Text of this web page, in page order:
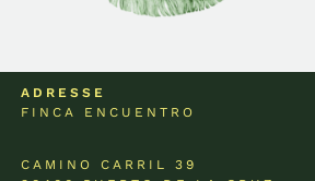
ADRESSE
FINCA ENCUENTRO
CAMINO CARRIL 39